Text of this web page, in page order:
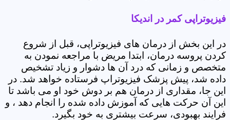
فیزیوتراپی کمر در اندیکا
در این بخش از درمان های فیزیوتراپی، قبل از شروع
کردن پروسه درمان، ابتدا مریض با مراجعه نمودن به
متخصص و زمانی که درد آن ها دشوار و زیاد تشخیص
داده شد، پیش پزشک فیزیوتراپ فرستاده خواهد شد. در
این جا، مقداری از درمان هم بر دوش خود او می باشد تا
این آن حرکت هایی که آموزش داده شده را انجام دهد ، و
فرایند بهبودی، سرعت بیشتری به خود بگیرد.